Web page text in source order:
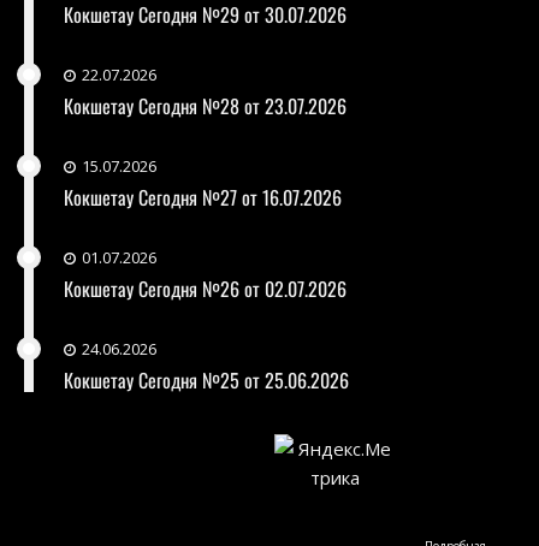
Кокшетау Сегодня №29 от 30.07.2026
22.07.2026
Кокшетау Сегодня №28 от 23.07.2026
15.07.2026
Кокшетау Сегодня №27 от 16.07.2026
01.07.2026
Кокшетау Сегодня №26 от 02.07.2026
24.06.2026
Кокшетау Сегодня №25 от 25.06.2026